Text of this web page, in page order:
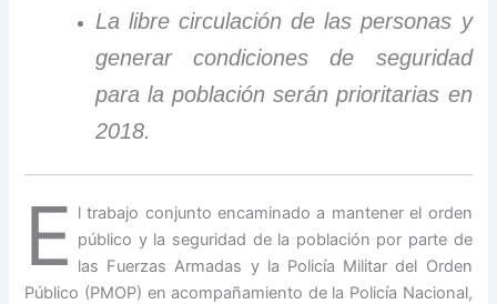
La libre circulación de las personas y
generar condiciones de seguridad
para la población serán prioritarias en
2018.
E l trabajo conjunto encaminado a mantener el orden
público y la seguridad de la población por parte de
las Fuerzas Armadas y la Policía Militar del Orden
Público (PMOP) en acompañamiento de la Policía Nacional,